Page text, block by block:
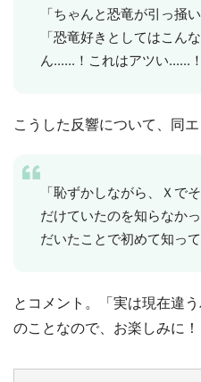
「ちゃんと恐竜が引っ掻
「恐竜好きとしてはこん
ん......！これはアツい......！
こうした反響について、同
「恥ずかしながら、Ｘで
だけていたのを知らなか
だいたことで初めて知っ
とコメント。「実は現在違
のことなので、お楽しみに！